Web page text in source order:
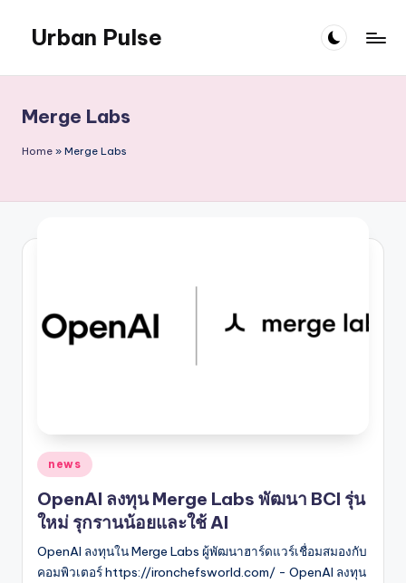
content
Urban Pulse
Merge Labs
Home » Merge Labs
Posted
in
news
OpenAI ลงทุน Merge Labs พัฒนา BCI รุ่น
ใหม่ รุกรานน้อยและใช้ AI
OpenAI ลงทุนใน Merge Labs ผู้พัฒนาฮาร์ดแวร์เชื่อมสมองกับ
คอมพิวเตอร์ https://ironchefsworld.com/ - OpenAI ลงทุน